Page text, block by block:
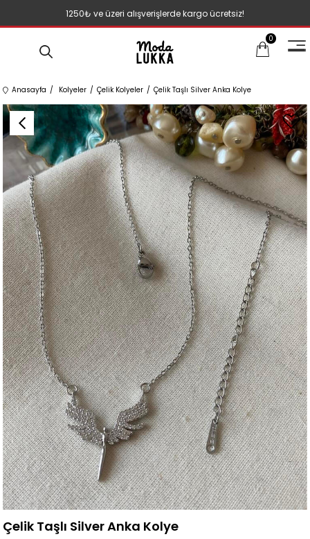
1250₺ ve üzeri alışverişlerde kargo ücretsiz!
0
Anasayfa Kolyeler Çelik Kolyeler Çelik Taşlı Silver Anka Kolye
Çelik Taşlı Silver Anka Kolye